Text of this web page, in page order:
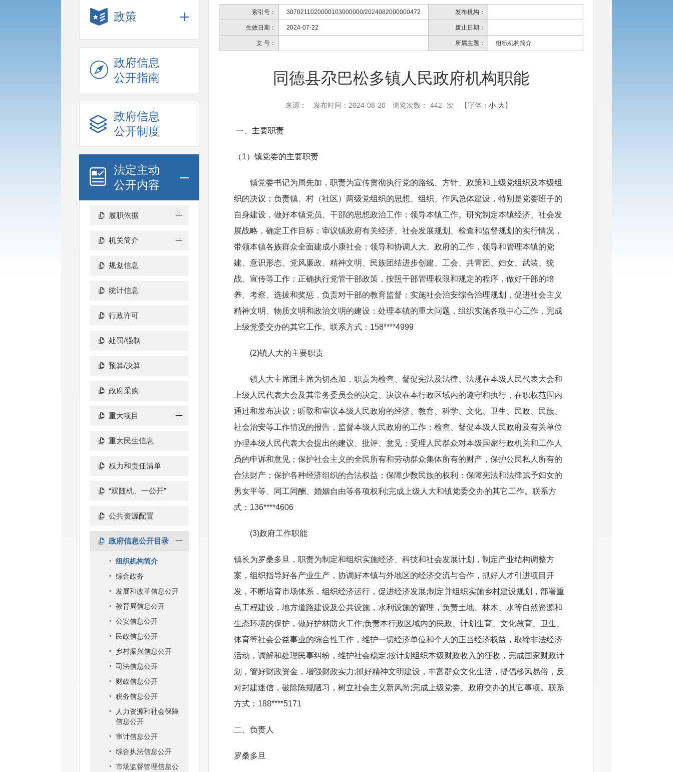
政策
政府信息
公开指南
政府信息
公开制度
法定主动
公开内容
履职依据
机关简介
规划信息
统计信息
行政许可
处罚/强制
预算/决算
政府采购
重大项目
重大民生信息
权力和责任清单
“双随机、一公开”
公共资源配置
政府信息公开目录
组织机构简介
综合政务
发展和改革信息公开
教育局信息公开
公安信息公开
民政信息公开
乡村振兴信息公开
司法信息公开
财政信息公开
税务信息公开
人力资源和社会保障
信息公开
审计信息公开
综合执法信息公开
市场监督管理信息公
索引号： 3070211020000103000000/2024082000000472 发布机构：
生效日期： 2024-07-22 废止日期：
文 号： 所属主题： 组织机构简介
同德县尕巴松多镇人民政府机构职能
来源： 发布时间：2024-08-20 浏览次数： 442 次 【字体： 小 大】
一、主要职责
（1）镇党委的主要职责
镇党委书记为周先加，职责为宣传贯彻执行党的路线、方针、政策和上级党组织及本级组
织的决议；负责镇、村（社区）两级党组织的思想、组织、作风总体建设，特别是党委班子的
自身建设，做好本镇党员、干部的思想政治工作；领导本镇工作。研究制定本镇经济、社会发
展战略，确定工作目标；审议镇政府有关经济、社会发展规划、检查和监督规划的实行情况，
带领本镇各族群众全面建成小康社会；领导和协调人大、政府的工作，领导和管理本镇的党
建、意识形态、党风廉政、精神文明、民族团结进步创建、工会、共青团、妇女、武装、统
战、宣传等工作；正确执行党管干部政策，按照干部管理权限和规定的程序，做好干部的培
养、考察、选拔和奖惩，负责对干部的教育监督；实施社会治安综合治理规划，促进社会主义
精神文明、物质文明和政治文明的建设；处理本镇的重大问题，组织实施各项中心工作，完成
上级党委交办的其它工作。 联系方式： 158****4999
(2)镇人大的主要职责
镇人大主席团主席为切杰加，职责为检查、督促宪法及法律、法规在本级人民代表大会和
上级人民代表大会及其常务委员会的决定、决议在本行政区域内的遵守和执行，在职权范围内
通过和发布决议；听取和审议本级人民政府的经济、教育、科学、文化、卫生、民政、民族、
社会治安等工作情况的报告，监督本级人民政府的工作；检查、督促本级人民政府及有关单位
办理本级人民代表大会提出的建议、批评、意见；受理人民群众对本级国家行政机关和工作人
员的申诉和意见；保护社会主义的全民所有和劳动群众集体所有的财产，保护公民私人所有的
合法财产；保护各种经济组织的合法权益；保障少数民族的权利；保障宪法和法律赋予妇女的
男女平等、同工同酬、婚姻自由等各项权利;完成上级人大和镇党委交办的其它工作。 联系方
式： 136****4606
(3)政府工作职能
镇长为罗桑多旦，职责为制定和组织实施经济、科技和社会发展计划，制定产业结构调整方
案，组织指导好各产业生产，协调好本镇与外地区的经济交流与合作，抓好人才引进项目开
发，不断培育市场体系，组织经济运行，促进经济发展;制定并组织实施乡村建设规划，部署重
点工程建设，地方道路建设及公共设施，水利设施的管理，负责土地、林木、水等自然资源和
生态环境的保护，做好护林防火工作;负责本行政区域内的民政、计划生育、文化教育、卫生、
体育等社会公益事业的综合性工作，维护一切经济单位和个人的正当经济权益，取缔非法经济
活动，调解和处理民事纠纷，维护社会稳定;按计划组织本级财政收入的征收，完成国家财政计
划，管好财政资金，增强财政实力;抓好精神文明建设，丰富群众文化生活，提倡移风易俗，反
对封建迷信，破除陈规陋习，树立社会主义新风尚;完成上级党委、政府交办的其它事项。 联系
方式： 188****5171
二、负责人
罗桑多旦